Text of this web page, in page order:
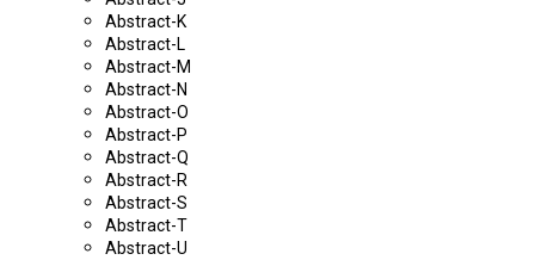
Abstract-K
Abstract-L
Abstract-M
Abstract-N
Abstract-O
Abstract-P
Abstract-Q
Abstract-R
Abstract-S
Abstract-T
Abstract-U